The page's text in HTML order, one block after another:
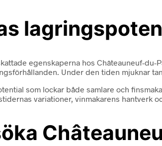
egenskaperna hos Châteauneuf-
Under den tiden mjuknar
som lockar både samlare och
variationer, vinmakarens hantverk